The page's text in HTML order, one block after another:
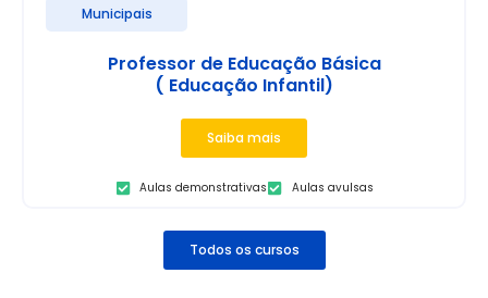
Municipais
Professor de Educação Básica
( Educação Infantil)
Saiba mais
Aulas demonstrativas Aulas avulsas
Todos os cursos